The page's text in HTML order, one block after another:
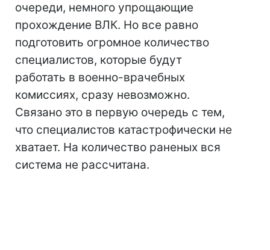
очереди, немного упрощающие
прохождение ВЛК. Но все равно
подготовить огромное количество
специалистов, которые будут
работать в военно-врачебных
комиссиях, сразу невозможно.
Связано это в первую очередь с тем,
что специалистов катастрофически не
хватает. На количество раненых вся
система не рассчитана.